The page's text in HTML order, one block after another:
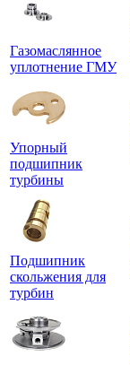
Газомаслянное
уплотнение ГМУ
Упорный
подшипник
турбины
Подшипник
скольжения для
турбин